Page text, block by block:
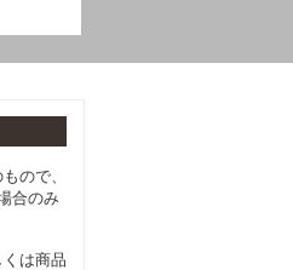
ので、
合のみ
は商品